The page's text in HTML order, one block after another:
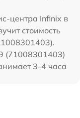
центра Infinix в
стоимость
(71008301403)
3-4 часа